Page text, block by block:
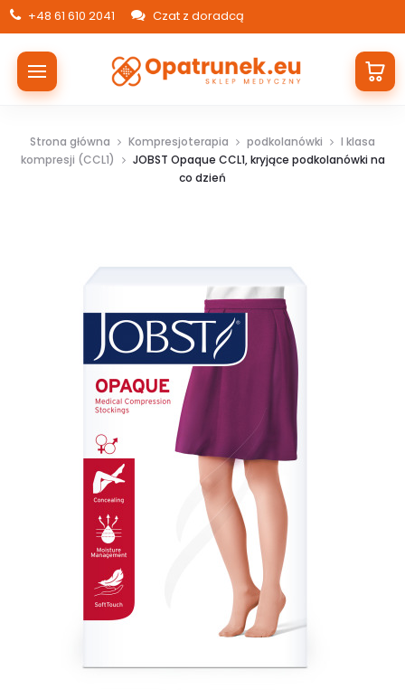
+48 61 610 2041 Czat z doradcą
Strona główna Kompresjoterapia podkolanówki
I klasa
kompresji (CCL1)
JOBST Opaque CCL1, kryjące podkolanówki na
co dzień